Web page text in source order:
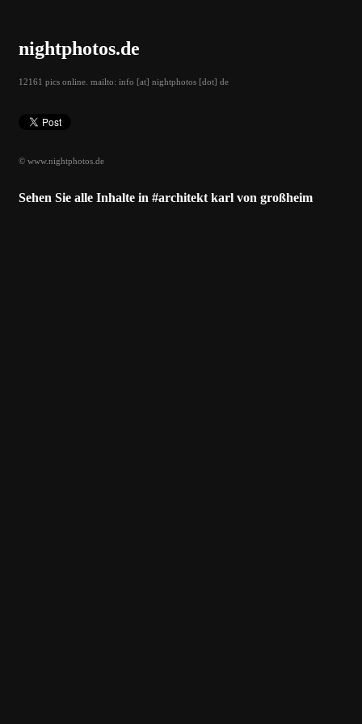
nightphotos.de
12161 pics online. mailto: info [at] nightphotos [dot] de
© www.nightphotos.de
Sehen Sie alle Inhalte in #architekt karl von großheim